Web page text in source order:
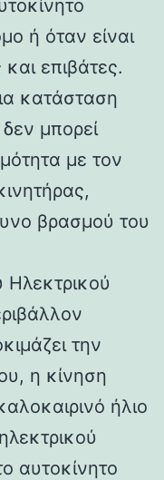
ή όταν είναι
επιβάτες.
κατάσταση
μπορεί
με τον
βρασμού του
την
η κίνηση
ήλιο
αυτοκίνητο